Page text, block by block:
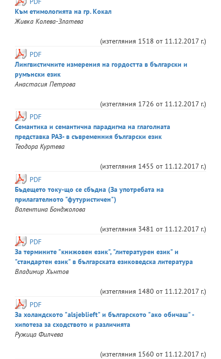
Към етимологията на гр. Кокал
Живка Колева-Златева
(изтегляния 1518 от 11.12.2017 г.)
PDF
Лингвистичните измерения на гордостта в български и
румънски език
Анастасия Петрова
(изтегляния 1726 от 11.12.2017 г.)
PDF
Семантика и семантична парадигма на глаголната
представка РАЗ- в съвременния български език
Теодора Куртева
(изтегляния 1455 от 11.12.2017 г.)
PDF
Бъдещето току-що се сбъдна (За употребата на
прилагателното "футуристичен")
Валентина Бонджолова
(изтегляния 3481 от 11.12.2017 г.)
PDF
За термините "книжовен език", "литературен език" и
"стандартен език" в българската езиковедска литература
Владимир Хънтов
(изтегляния 1480 от 11.12.2017 г.)
PDF
За холандското "alsjeblieft" и българското "ако обичаш" -
хипотеза за сходството и различията
Ружица Филчева
(изтегляния 1560 от 11.12.2017 г.)